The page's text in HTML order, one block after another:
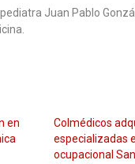
Juan Pablo
en
Colmédicos
especializadas
ocupacional